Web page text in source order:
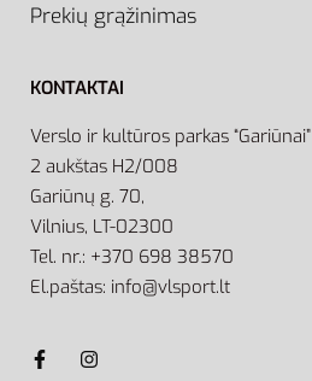
Prekių grąžinimas
KONTAKTAI
Verslo ir kultūros parkas “Gariūnai”
2 aukštas H2/008
Gariūnų g. 70,
Vilnius, LT-02300
Tel. nr.: +370 698 38570
El.paštas: info@vlsport.lt